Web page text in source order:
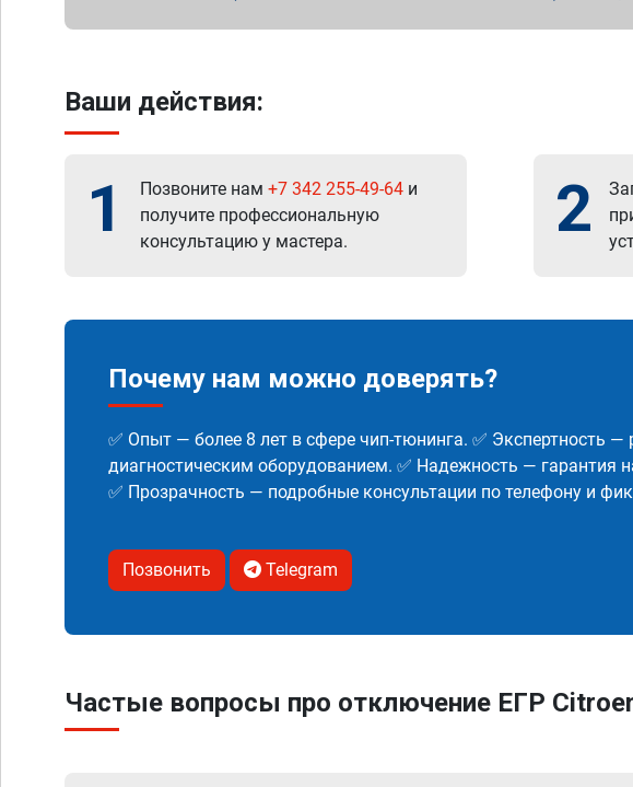
Ваши действия:
1 Позвоните нам +7 342 255-49-64 и
получите профессиональную
консультацию у мастера.
2
Почему нам можно доверять?
✅ Опыт — более 8 лет в сфере чип-тюнинга. ✅ Экспертность
диагностическим оборудованием. ✅ Надежность — гарантия
✅ Прозрачность — подробные консультации по телефону и
Позвонить Telegram
Частые вопросы про отключение ЕГР